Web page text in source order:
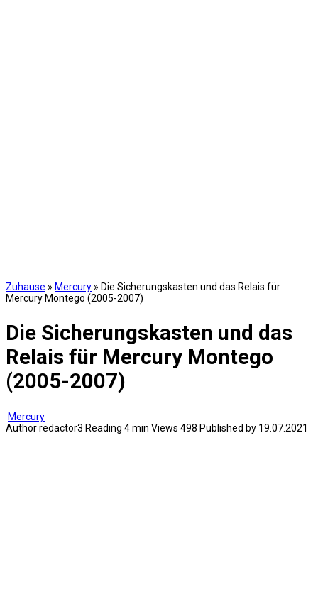
Zuhause » Mercury » Die Sicherungskasten und das Relais für
Mercury Montego (2005-2007)
Die Sicherungskasten und das
Relais für Mercury Montego
(2005-2007)
Mercury
Authorredactor3 Reading 4 min Views 498 Published by 19.07.2021